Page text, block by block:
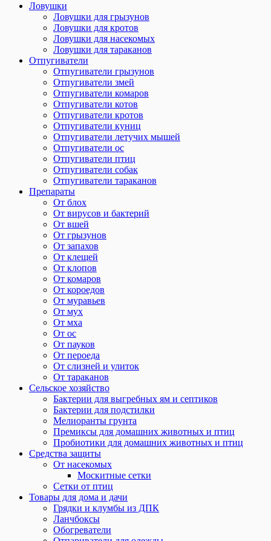
Ловушки
Ловушки для грызунов
Ловушки для кротов
Ловушки для насекомых
Ловушки для тараканов
Отпугиватели
Отпугиватели грызунов
Отпугиватели змей
Отпугиватели комаров
Отпугиватели котов
Отпугиватели кротов
Отпугиватели куниц
Отпугиватели летучих мышей
Отпугиватели ос
Отпугиватели птиц
Отпугиватели собак
Отпугиватели тараканов
Препараты
От блох
От вирусов и бактерий
От вшей
От грызунов
От запахов
От клещей
От клопов
От комаров
От короедов
От муравьев
От мух
От мха
От ос
От пауков
От пероеда
От слизней и улиток
От тараканов
Сельское хозяйство
Бактерии для выгребных ям и септиков
Бактерии для подстилки
Мелиоранты грунта
Премиксы для домашних животных и птиц
Пробиотики для домашних животных и птиц
Средства защиты
От насекомых
Москитные сетки
Сетки от птиц
Товары для дома и дачи
Грядки и клумбы из ДПК
Ланчбоксы
Обогреватели